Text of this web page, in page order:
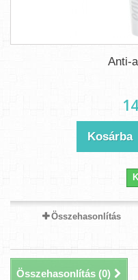
Anti-
Kosárba
Összehasonlítás
Összehasonlítás (0)